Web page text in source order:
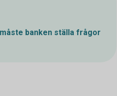
banken ställa frågor